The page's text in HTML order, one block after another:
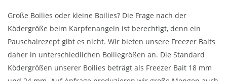
Große Boilies oder kleine Boilies? Die Frage nach der
Ködergröße beim Karpfenangeln ist berechtigt, denn ein
Pauschalrezept gibt es nicht. Wir bieten unsere Freezer Baits
daher in unterschiedlichen Boiliegrößen an. Die Standard
Ködergrößen unserer Boilies beträgt als Freezer Bait 18 mm